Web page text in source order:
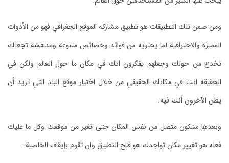
ومن ضمن تلك التطبيقات هو تطبيق مشاركه الموقع الجغرافي فهو من الأدوات
المميزة والاحترافية لما يحتويه من فوائد وخصائص متنوعة ومدهشة تجعلك
تخدع من حولك وجعلهم يفكرون انك في مكان ما حول العالم ولكن في
الحقيقه انت في مكانك الحقيقي من خلال اختيار موقع البلد التي تريد أن
يظن الآخرون أنك فيه.
وبعدها ستكون متصل من نفس المكان حتى تغير من موقعك وكل ما عليك
فعله هو تغيير مكان تواجدك هو فتح التطبيق وان تقوم بإيقاف الخاصية.